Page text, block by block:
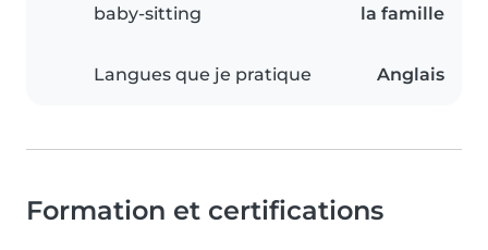
baby-sitting
la famille
Langues que je pratique Anglais
Formation et certifications